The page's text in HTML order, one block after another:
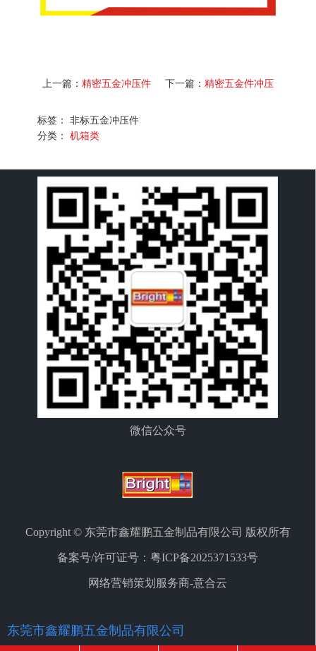
上一篇： 精密五金冲压件 下一篇： 精密五金件冲压
标签： 非标五金冲压件
分类： 机箱类
微信公众号
Copyright © 东莞市鑫耀鹏五金制品有限公司 版权所有
备案号/许可证号： 粤ICP备2025371533号
网络营销策划服务商-意合云
东莞市鑫耀鹏五金制品有限公司